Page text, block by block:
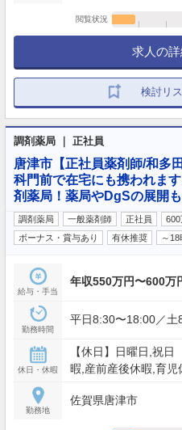
閲覧状況
求人の
検討リ
調剤薬局 ｜ 正社員
唐津市【正社員薬剤師/和多
科門前で在宅にも携われま
剤薬局！薬局やDgSの展開
調剤薬局 一般薬剤師 正社員 600
ボーナス・賞与あり
有休推奨 ～
給与・手当
年収550万円〜600万
勤務時間
平日8:30〜18:00／
休日・休暇
【休日】日曜日,祝
暇,産前産後休暇,育
勤務地
佐賀県唐津市